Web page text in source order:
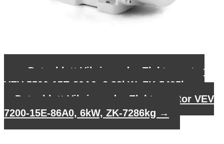
Datenblatt Vibrierender Elektromotor
VEV 5500-15E-80A0, 2,88kW, ZK-5495kg
Datenblatt Vibrierender Elektromotor VEV
7200-15E-86A0, 6kW, ZK-7286kg →